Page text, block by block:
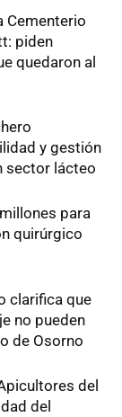
Cementerio
piden
quedaron al
y gestión
sector lácteo
para
quirúrgico
clarifica que
no pueden
de Osorno
del
del